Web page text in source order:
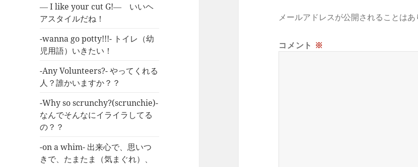
― I like your cut G!― いいヘ
アスタイルだね！
-wanna go potty!!!- トイレ（幼
児用語）いきたい！
-Any Volunteers?- やってくれる
人？誰かいますか？？
-Why so scrunchy?(scrunchie)-
なんでそんなにイライラしてる
の？？
-on a whim- 出来心で、思いつ
きで、たまたま（気まぐれ）、
メールアドレスが公開されることはあ
コメント ※